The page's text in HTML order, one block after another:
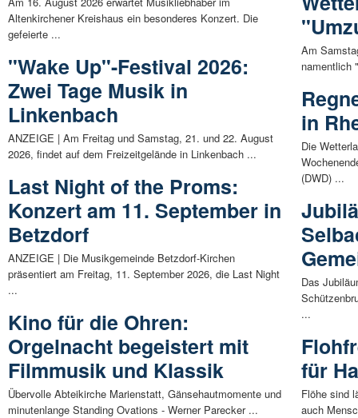
Altenkirchener Kreishaus ein besonderes Konzert. Die
gefeierte ...
"Wake Up"-Festival 2026:
Zwei Tage Musik in
Linkenbach
ANZEIGE | Am Freitag und Samstag, 21. und 22. August
2026, findet auf dem Freizeitgelände in Linkenbach ...
Last Night of the Proms:
Konzert am 11. September in
Betzdorf
ANZEIGE | Die Musikgemeinde Betzdorf-Kirchen
präsentiert am Freitag, 11. September 2026, die Last Night
...
Kino für die Ohren:
Orgelnacht begeistert mit
Filmmusik und Klassik
Übervolle Abteikirche Marienstatt, Gänsehautmomente und
minutenlange Standing Ovations - Werner Parecker ...
Am
namentlich
in
Die
(DWD) ...
Das
...
für
Flöhe sind
auch